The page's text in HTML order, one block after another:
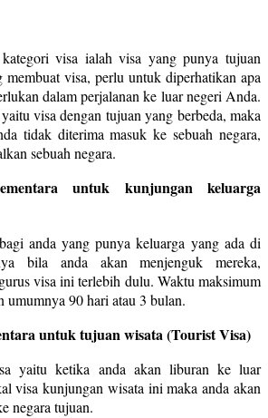
visa ialah visa yang punya tujuan
membuat visa, perlu untuk diperhatikan apa
dalam perjalanan ke luar negeri Anda.
visa dengan tujuan yang berbeda, maka
tidak diterima masuk ke sebuah negara,
sebuah negara.
untuk kunjungan keluarga
anda yang punya keluarga yang ada di
bila anda akan menjenguk mereka,
visa ini terlebih dulu. Waktu maksimum
umumnya 90 hari atau 3 bulan.
untuk tujuan wisata (Tourist Visa)
yaitu ketika anda akan liburan ke luar
visa kunjungan wisata ini maka anda akan
negara tujuan.